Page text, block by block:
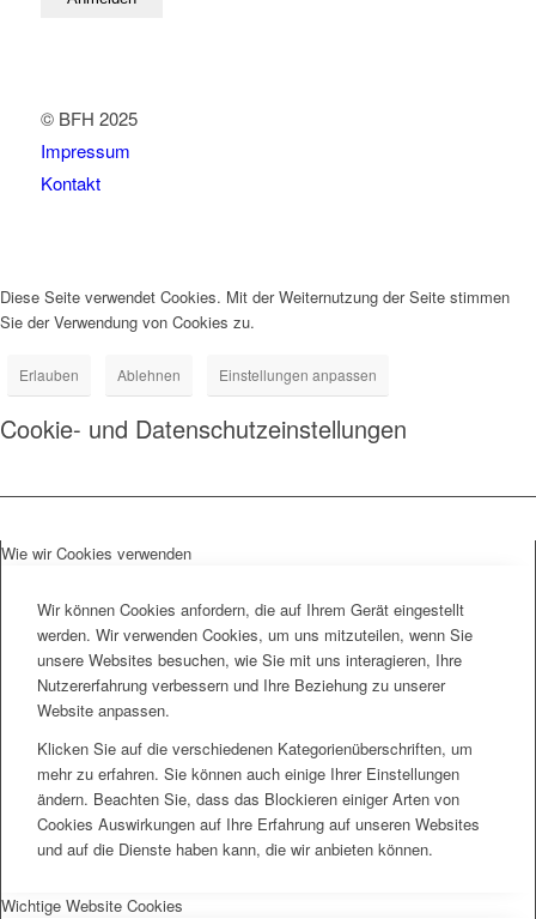
© BFH 2025
Impressum
Kontakt
Diese Seite verwendet Cookies. Mit der Weiternutzung der Seite stimmen
Sie der Verwendung von Cookies zu.
Erlauben Ablehnen Einstellungen anpassen
Cookie- und Datenschutzeinstellungen
Wie wir Cookies verwenden
Wir können Cookies anfordern, die auf Ihrem Gerät eingestellt
werden. Wir verwenden Cookies, um uns mitzuteilen, wenn Sie
unsere Websites besuchen, wie Sie mit uns interagieren, Ihre
Nutzererfahrung verbessern und Ihre Beziehung zu unserer
Website anpassen.
Klicken Sie auf die verschiedenen Kategorienüberschriften, um
mehr zu erfahren. Sie können auch einige Ihrer Einstellungen
ändern. Beachten Sie, dass das Blockieren einiger Arten von
Cookies Auswirkungen auf Ihre Erfahrung auf unseren Websites
und auf die Dienste haben kann, die wir anbieten können.
Wichtige Website Cookies